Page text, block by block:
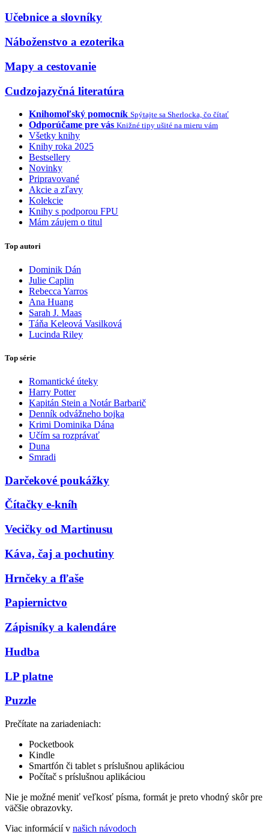
Učebnice a slovníky
Náboženstvo a ezoterika
Mapy a cestovanie
Cudzojazyčná literatúra
Knihomoľský pomocník Spýtajte sa Sherlocka, čo čítať
Odporúčame pre vás Knižné tipy ušité na mieru vám
Všetky knihy
Knihy roka 2025
Bestsellery
Novinky
Pripravované
Akcie a zľavy
Kolekcie
Knihy s podporou FPU
Mám záujem o titul
Top autori
Dominik Dán
Julie Caplin
Rebecca Yarros
Ana Huang
Sarah J. Maas
Táňa Keleová Vasilková
Lucinda Riley
Top série
Romantické úteky
Harry Potter
Kapitán Stein a Notár Barbarič
Denník odvážneho bojka
Krimi Dominika Dána
Učím sa rozprávať
Duna
Smradi
Darčekové poukážky
Čítačky e-kníh
Vecičky od Martinusu
Káva, čaj a pochutiny
Hrnčeky a fľaše
Papiernictvo
Zápisníky a kalendáre
Hudba
LP platne
Puzzle
Prečítate na zariadeniach:
Pocketbook
Kindle
Smartfón či tablet s príslušnou aplikáciou
Počítač s príslušnou aplikáciou
Nie je možné meniť veľkosť písma, formát je preto vhodný skôr pre
väčšie obrazovky.
Viac informácií v našich návodoch